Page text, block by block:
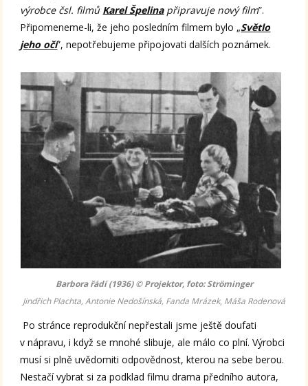
výrobce čsl. filmů Karel Špelinapřipravuje nový film”.
Připomeneme-li, že jeho posledním filmem bylo „Světlo
jeho očí”, nepotřebujeme připojovati dalších poznámek.
Barbora řádí (1936) © Projektor, foto: Ströminger
Jindřich Plachta, Antonie Nedošínská, Fanda Mrázek, Máša Rodenová
Po stránce reprodukční nepřestali jsme ještě doufati
v nápravu, i když se mnohé slibuje, ale málo co plní. Výrobci
musí si plně uvědomiti odpovědnost, kterou na sebe berou.
Nestačí vybrat si za podklad filmu drama předního autora,